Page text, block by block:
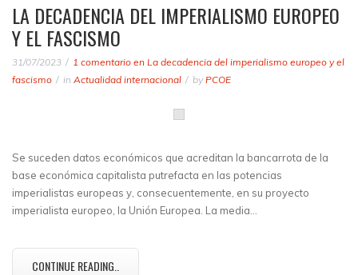
LA DECADENCIA DEL IMPERIALISMO EUROPEO
Y EL FASCISMO
31/07/2023 1 comentario en La decadencia del imperialismo europeo y el
fascismo
in Actualidad internacional by PCOE
Se suceden datos económicos que acreditan la bancarrota de la
base económica capitalista putrefacta en las potencias
imperialistas europeas y, consecuentemente, en su proyecto
imperialista europeo, la Unión Europea. La media…
CONTINUE READING..